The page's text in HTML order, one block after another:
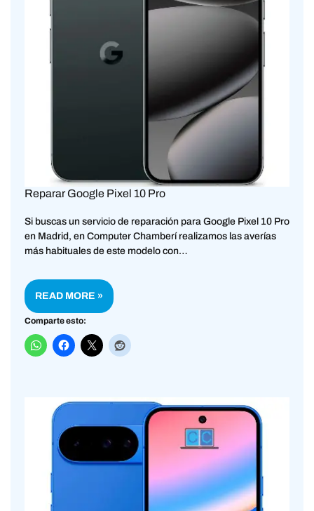
Reparar Google Pixel 10 Pro
Si buscas un servicio de reparación para Google Pixel 10 Pro
en Madrid, en Computer Chamberí realizamos las averías
más habituales de este modelo con…
READ MORE »
Comparte esto: